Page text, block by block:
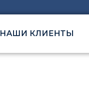
НАШИ КЛИЕНТЫ